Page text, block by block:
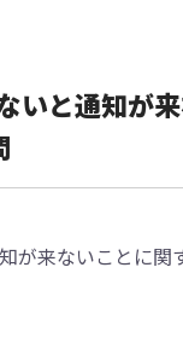
いと通知が
が来ないことに関